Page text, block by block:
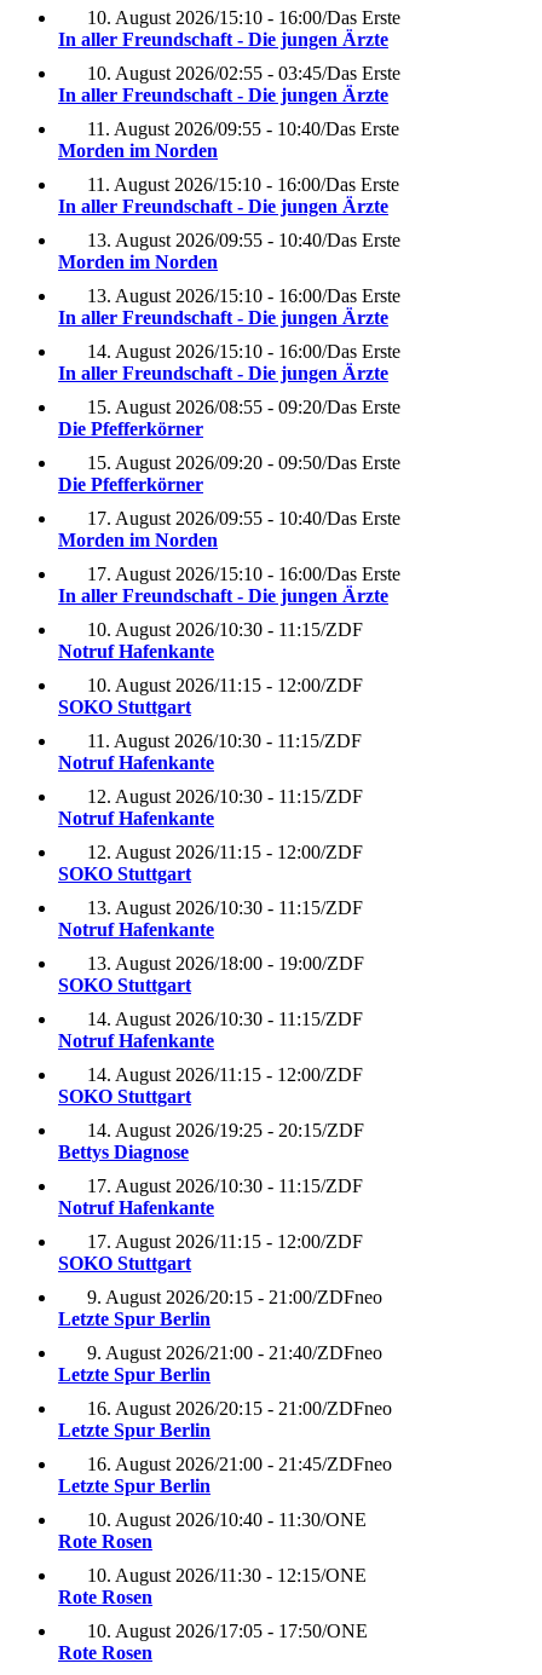
10. August 2026/15:10 - 16:00/Das Erste
In aller Freundschaft - Die jungen Ärzte
10. August 2026/02:55 - 03:45/Das Erste
In aller Freundschaft - Die jungen Ärzte
11. August 2026/09:55 - 10:40/Das Erste
Morden im Norden
11. August 2026/15:10 - 16:00/Das Erste
In aller Freundschaft - Die jungen Ärzte
13. August 2026/09:55 - 10:40/Das Erste
Morden im Norden
13. August 2026/15:10 - 16:00/Das Erste
In aller Freundschaft - Die jungen Ärzte
14. August 2026/15:10 - 16:00/Das Erste
In aller Freundschaft - Die jungen Ärzte
15. August 2026/08:55 - 09:20/Das Erste
Die Pfefferkörner
15. August 2026/09:20 - 09:50/Das Erste
Die Pfefferkörner
17. August 2026/09:55 - 10:40/Das Erste
Morden im Norden
17. August 2026/15:10 - 16:00/Das Erste
In aller Freundschaft - Die jungen Ärzte
10. August 2026/10:30 - 11:15/ZDF
Notruf Hafenkante
10. August 2026/11:15 - 12:00/ZDF
SOKO Stuttgart
11. August 2026/10:30 - 11:15/ZDF
Notruf Hafenkante
12. August 2026/10:30 - 11:15/ZDF
Notruf Hafenkante
12. August 2026/11:15 - 12:00/ZDF
SOKO Stuttgart
13. August 2026/10:30 - 11:15/ZDF
Notruf Hafenkante
13. August 2026/18:00 - 19:00/ZDF
SOKO Stuttgart
14. August 2026/10:30 - 11:15/ZDF
Notruf Hafenkante
14. August 2026/11:15 - 12:00/ZDF
SOKO Stuttgart
14. August 2026/19:25 - 20:15/ZDF
Bettys Diagnose
17. August 2026/10:30 - 11:15/ZDF
Notruf Hafenkante
17. August 2026/11:15 - 12:00/ZDF
SOKO Stuttgart
9. August 2026/20:15 - 21:00/ZDFneo
Letzte Spur Berlin
9. August 2026/21:00 - 21:40/ZDFneo
Letzte Spur Berlin
16. August 2026/20:15 - 21:00/ZDFneo
Letzte Spur Berlin
16. August 2026/21:00 - 21:45/ZDFneo
Letzte Spur Berlin
10. August 2026/10:40 - 11:30/ONE
Rote Rosen
10. August 2026/11:30 - 12:15/ONE
Rote Rosen
10. August 2026/17:05 - 17:50/ONE
Rote Rosen